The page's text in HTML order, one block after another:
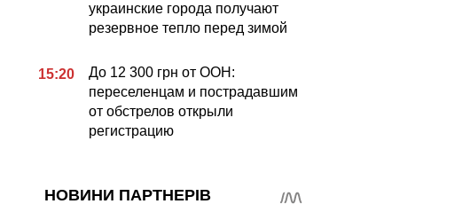
украинские города получают
резервное тепло перед зимой
15:20
До 12 300 грн от ООН:
переселенцам и пострадавшим
от обстрелов открыли
регистрацию
НОВИНИ ПАРТНЕРІВ